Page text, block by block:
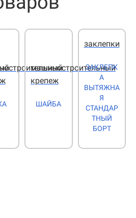
машиностроительный
крепеж
ШАЙБА
заклепки
ЗАКЛЕПК
А
ВЫТЯЖНА
Я
СТАНДАР
ТНЫЙ
БОРТ